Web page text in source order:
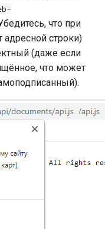
что при
адресной строки)
(даже если
что может